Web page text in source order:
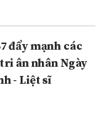
đẩy mạnh các
ân nhân Ngày
- Liệt sĩ